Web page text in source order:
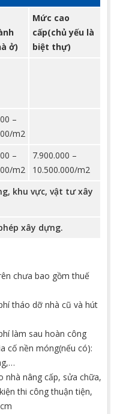
ở)
Mức cao
cấp(chủ yếu là
biệt thự)
–
m2
–
m2
7.900.000 –
10.500.000/m2
khu vực, vật tư xây
xây dựng.
chưa bao gồm thuế
tháo dỡ nhà cũ và hút
làm sau hoàn công
cố nền móng(nếu có):
nâng cấp, sửa chữa,
thi công thuận tiện,